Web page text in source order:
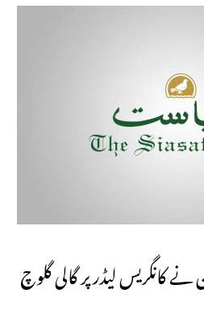
کانگریس لیڈر پر گالی گلوچ